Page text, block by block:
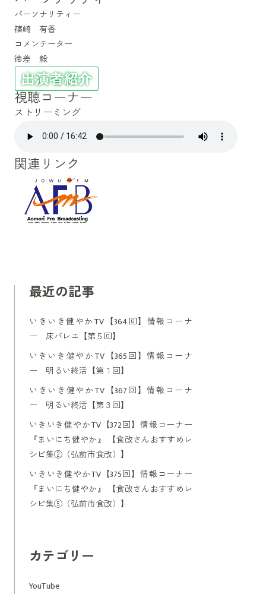
パーソナリティー
篠崎 有香
コメンテーター
徳差 毅
視聴コーナー
ストリーミング
関連リンク
最近の記事
いきいき健やかTV【364回】情報コーナ
ー 床バレエ【第５回】
いきいき健やかTV【365回】情報コーナ
ー 明るい終活【第１回】
いきいき健やかTV【367回】情報コーナ
ー 明るい終活【第３回】
いきいき健やかTV【372回】情報コーナー
『まいにち健やか』 【食改さんおすすめレ
シピ集②（弘前市食改）】
いきいき健やかTV【375回】情報コーナー
『まいにち健やか』 【食改さんおすすめレ
シピ集⑤（弘前市食改）】
カテゴリー
YouTube